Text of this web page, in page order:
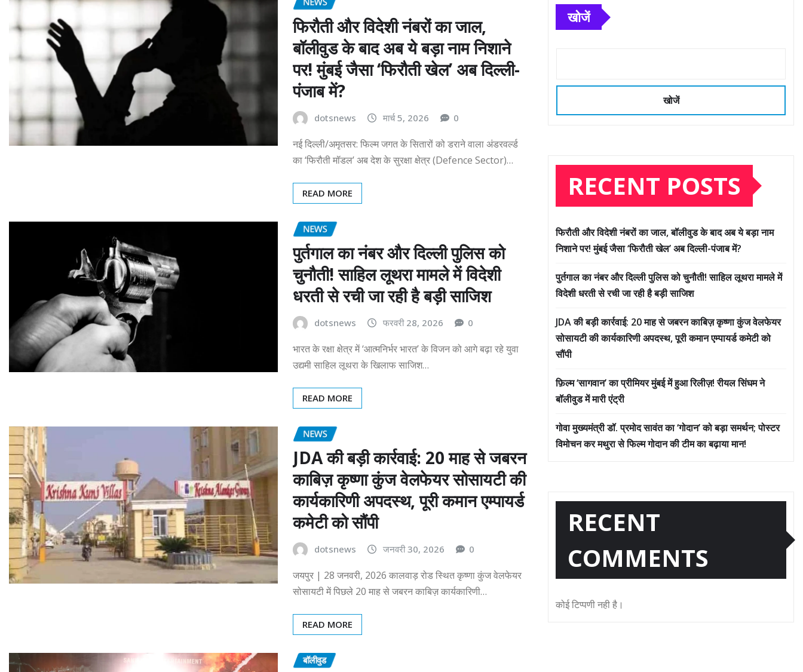
फिरौती और विदेशी नंबरों का जाल,
बॉलीवुड के बाद अब ये बड़ा नाम निशाने
पर! मुंबई जैसा ‘फिरौती खेल’ अब दिल्ली-
पंजाब में?
dotsnews मार्च 5, 2026 0
नई दिल्ली/अमृतसर: फिल्म जगत के सितारों को डराने वाला अंडरवर्ल्ड
का ‘फिरौती मॉडल’ अब देश के सुरक्षा क्षेत्र (Defence Sector)…
READ MORE
NEWS
पुर्तगाल का नंबर और दिल्ली पुलिस को
चुनौती! साहिल लूथरा मामले में विदेशी
धरती से रची जा रही है बड़ी साजिश
dotsnews फरवरी 28, 2026 0
भारत के रक्षा क्षेत्र में ‘आत्मनिर्भर भारत’ के विजन को आगे बढ़ा रहे युवा
उद्यमी साहिल लूथरा के खिलाफ साजिश…
READ MORE
NEWS
JDA की बड़ी कार्रवाई: 20 माह से जबरन
काबिज़ कृष्णा कुंज वेलफेयर सोसायटी की
कार्यकारिणी अपदस्थ, पूरी कमान एम्पायर्ड
कमेटी को सौंपी
dotsnews जनवरी 30, 2026 0
जयपुर | 28 जनवरी, 2026 कालवाड़ रोड स्थित कृष्णा कुंज वेलफेयर
सोसायटी में पिछले 20 माह से जबरन काबिज़ कार्यकारिणी…
READ MORE
बॉलीवुड
खोजें
खोजें
RECENT POSTS
फिरौती और विदेशी नंबरों का जाल, बॉलीवुड के बाद अब ये बड़ा नाम
निशाने पर! मुंबई जैसा ‘फिरौती खेल’ अब दिल्ली-पंजाब में?
पुर्तगाल का नंबर और दिल्ली पुलिस को चुनौती! साहिल लूथरा मामले में
विदेशी धरती से रची जा रही है बड़ी साजिश
JDA की बड़ी कार्रवाई: 20 माह से जबरन काबिज़ कृष्णा कुंज वेलफेयर
सोसायटी की कार्यकारिणी अपदस्थ, पूरी कमान एम्पायर्ड कमेटी को
सौंपी
फ़िल्म ‘सागवान’ का प्रीमियर मुंबई में हुआ रिलीज़! रीयल सिंघम ने
बॉलीवुड में मारी एंट्री
गोवा मुख्यमंत्री डॉ. प्रमोद सावंत का ‘गोदान’ को बड़ा समर्थन; पोस्टर
विमोचन कर मथुरा से फिल्म गोदान की टीम का बढ़ाया मान!
RECENT
COMMENTS
कोई टिप्पणी नही है।